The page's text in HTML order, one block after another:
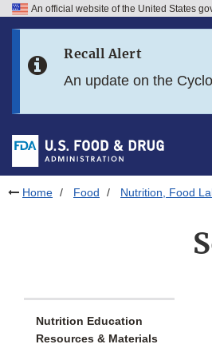
Skip to FDA Search
Skip to footer links
An official website of the United States
Recall Alert
An update on the
Home Food Nutrition, Food
Nutrition Education
Resources & Materials